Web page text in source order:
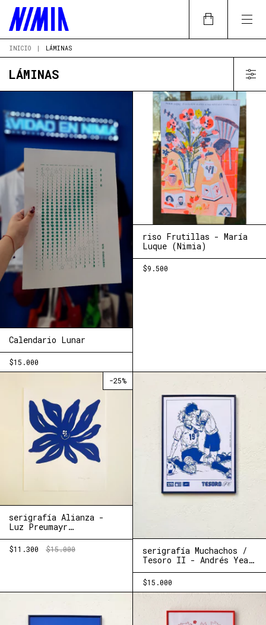
INICIO | LÁMINAS
LÁMINAS
Calendario Lunar
$15.000
riso Frutillas - María
Luque (Nimia)
$9.500
-25%
serigrafía Alianza -
Luz Preumayr
(Nimia+Chocho)
$11.300 $15.000
serigrafía Muchachos /
Tesoro II - Andrés Yeah
(Nimia+Chocho)
$15.000